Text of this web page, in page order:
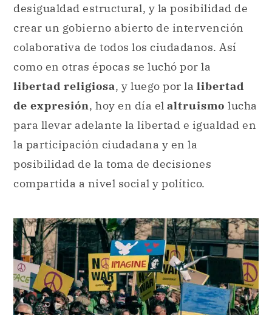
desigualdad estructural, y la posibilidad de
crear un gobierno abierto de intervención
colaborativa de todos los ciudadanos. Así
como en otras épocas se luchó por la
libertad religiosa, y luego por la libertad
de expresión, hoy en día el altruismo lucha
para llevar adelante la libertad e igualdad en
la participación ciudadana y en la
posibilidad de la toma de decisiones
compartida a nivel social y político.